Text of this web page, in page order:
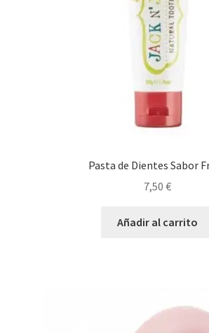
Pasta de Dientes Sabor
7,50 €
Añadir al carrito